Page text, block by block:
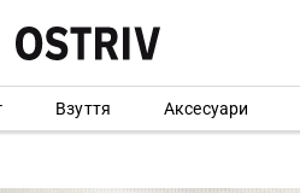
Взуття Аксесуари